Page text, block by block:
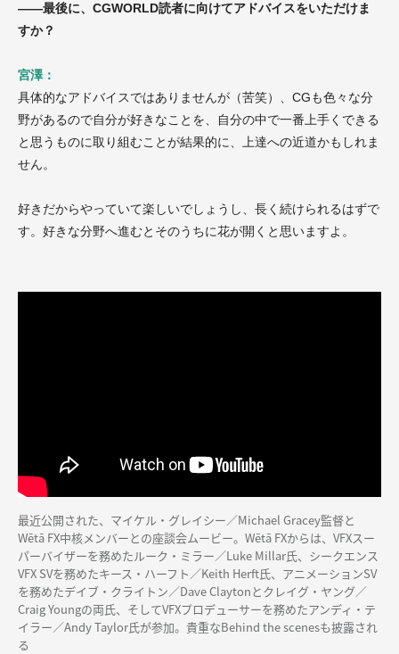
——最後に、CGWORLD読者に向けてアドバイスをいただけま
すか？
宮澤：
具体的なアドバイスではありませんが（苦笑）、CGも色々な分
野があるので自分が好きなことを、自分の中で一番上手くできる
と思うものに取り組むことが結果的に、上達への近道かもしれま
せん。
好きだからやっていて楽しいでしょうし、長く続けられるはずで
す。好きな分野へ進むとそのうちに花が開くと思いますよ。
最近公開された、マイケル・グレイシー／Michael Gracey監督と
Wētā FX中核メンバーとの座談会ムービー。Wētā FXからは、VFXスー
パーバイザーを務めたルーク・ミラー／Luke Millar氏、シークエンス
VFX SVを務めたキース・ハーフト／Keith Herft氏、アニメーションSV
を務めたデイブ・クライトン／Dave Claytonとクレイグ・ヤング／
Craig Youngの両氏、そしてVFXプロデューサーを務めたアンディ・テ
イラー／Andy Taylor氏が参加。貴重なBehind the scenesも披露され
る